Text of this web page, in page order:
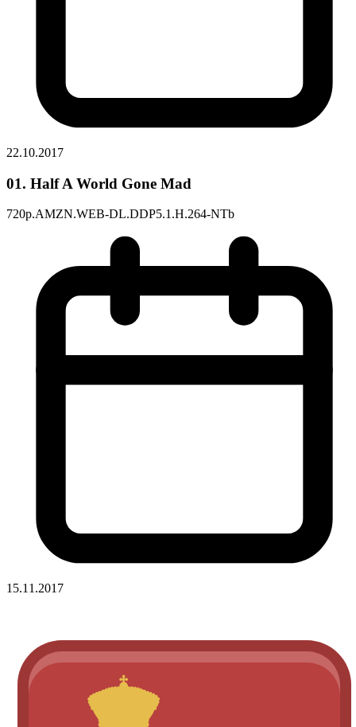
22.10.2017
01. Half A World Gone Mad
720p.AMZN.WEB-DL.DDP5.1.H.264-NTb
15.11.2017